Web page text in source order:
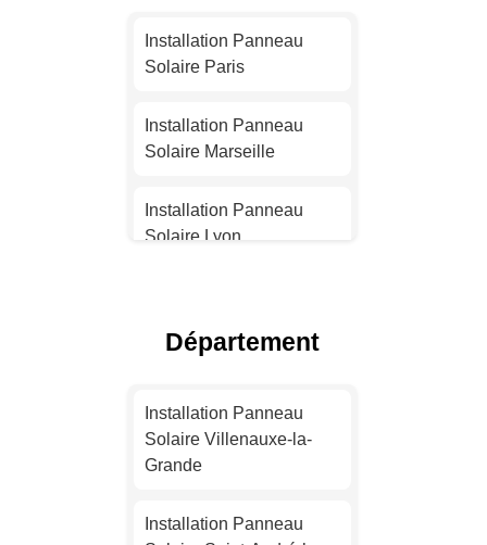
Installation Panneau
Solaire Paris
Installation Panneau
Solaire Marseille
Installation Panneau
Solaire Lyon
Solaire Nice
Installation Panneau
Département
Installation Panneau
Solaire Villenauxe-la-
Grande
Installation Panneau